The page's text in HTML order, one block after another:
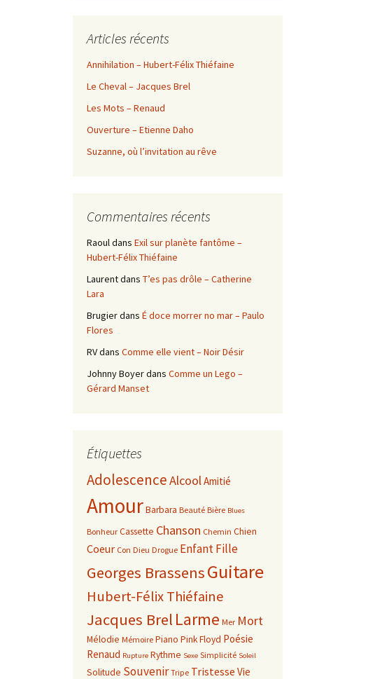
Articles récents
Annihilation – Hubert-Félix Thiéfaine
Le Cheval – Jacques Brel
Les Mots – Renaud
Ouverture – Etienne Daho
Suzanne, où l’invitation au rêve
Commentaires récents
Raouldans Exil sur planète fantôme –
Hubert-Félix Thiéfaine
Laurentdans T’es pas drôle – Catherine
Lara
Brugierdans É doce morrer no mar – Paulo
Flores
RVdans Comme elle vient – Noir Désir
Johnny Boyerdans Comme un Lego –
Gérard Manset
Étiquettes
AdolescenceAlcoolAmitié
AmourBarbara Beauté Bière Blues
Bonheur Cassette Chanson Chemin Chien
Coeur Con Dieu Drogue EnfantFille
Georges BrassensGuitare
Hubert-Félix Thiéfaine
Jacques Brel Larme Mer Mort
Mélodie Mémoire Piano Pink Floyd Poésie
Renaud Rupture Rythme Sexe Simplicité Soleil
Solitude Souvenir Tripe Tristesse Vie